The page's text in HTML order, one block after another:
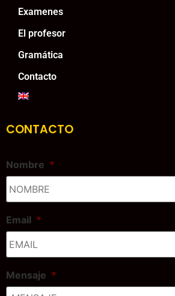
Examenes
El profesor
Gramática
Contacto
CONTACTO
Nombre *
Email *
Mensaje *